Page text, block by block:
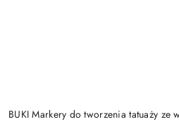
BUKI Markery do tworzenia tatuaży ze